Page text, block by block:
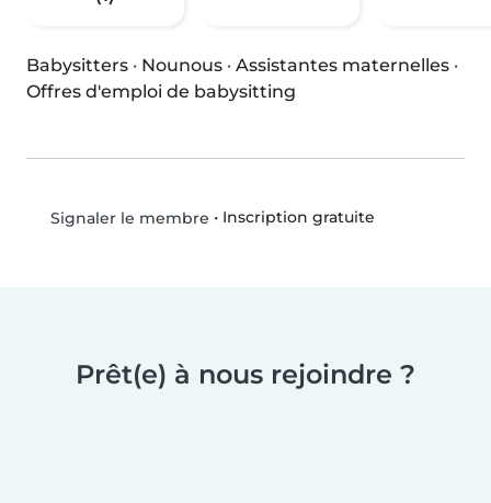
Babysitters · Nounous · Assistantes maternelles ·
Offres d'emploi de babysitting
Signaler le membre • Inscription gratuite
Prêt(e) à nous rejoindre ?